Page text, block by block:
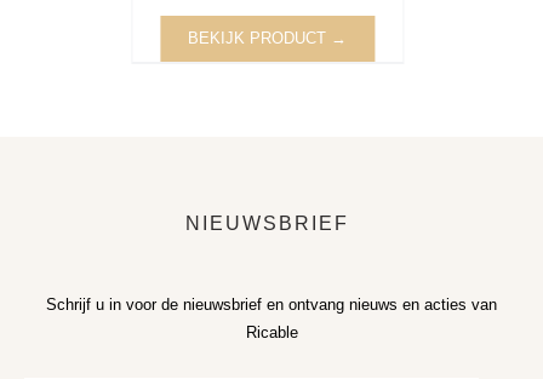
BEKIJK PRODUCT →
NIEUWSBRIEF
Schrijf u in voor de nieuwsbrief en ontvang nieuws en acties van
Ricable